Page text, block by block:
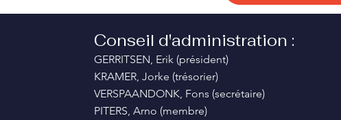
Conseil d'administration :
GERRITSEN, Erik (président)
KRAMER, Jorke (trésorier)
VERSPAANDONK, Fons (secrétaire)
PITERS, Arno (membre)